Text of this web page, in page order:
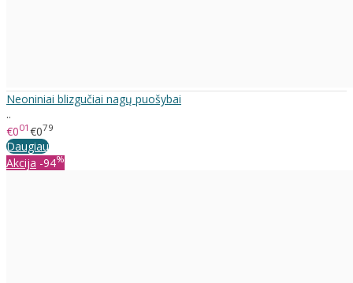
Neoniniai blizgučiai nagų puošybai
..
€001 €079
Daugiau
Akcija -94%